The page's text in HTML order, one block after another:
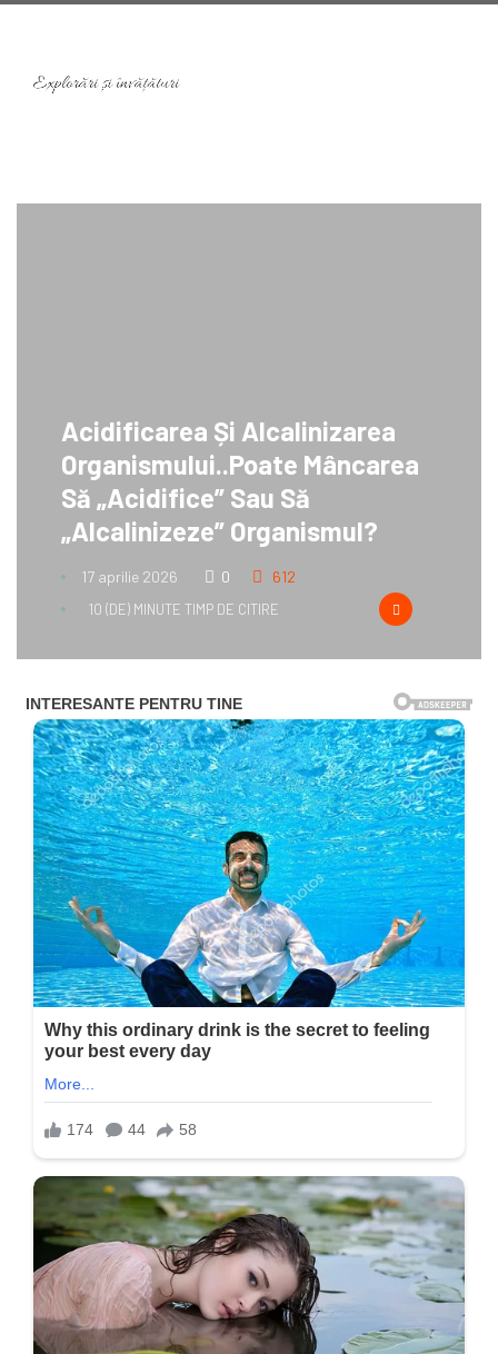
Acidificarea Și Alcalinizarea
Organismului..Poate Mâncarea
Să „acidifice” Sau Să
„alcalinizeze” Organismul?
17 aprilie 2026 0 612
10 (DE) MINUTE TIMP DE CITIRE